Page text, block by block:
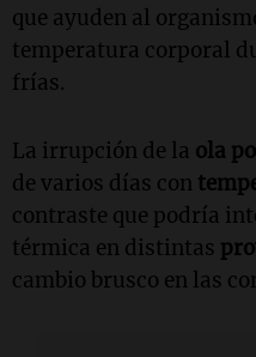
que ayuden al
temperatura corporal
frías.
La irrupción de la ola
de varios días con
contraste que podría
térmica en distintas
cambio brusco en las